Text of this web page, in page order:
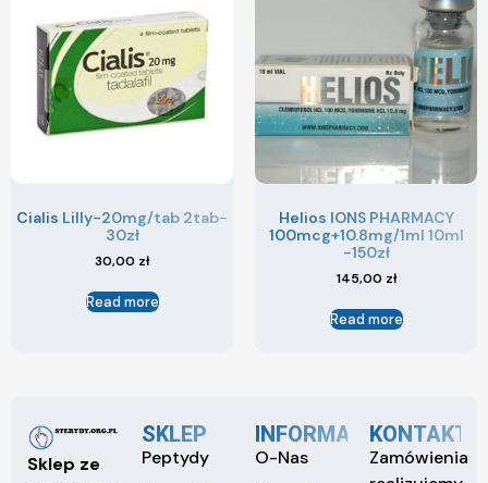
Cialis Lilly-20mg/tab 2tab-
30zł
30,00 zł
Read more
Helios IONS PHARMACY
100mcg+10.8mg/1ml 10ml
-150zł
145,00 zł
Read more
Sklep ze
SKLEP
Peptydy
INFORMACJE
O-Nas
KONTAKT
Zamówienia